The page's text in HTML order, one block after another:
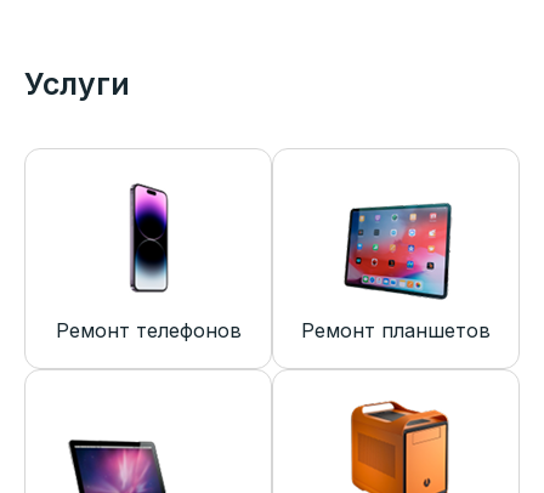
Услуги
Ремонт телефонов Ремонт планшетов